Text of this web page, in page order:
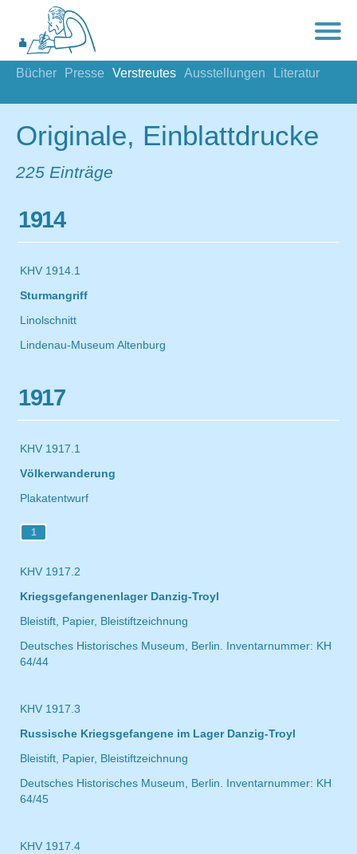
Bücher Presse Verstreutes Ausstellungen Literatur
Originale, Einblattdrucke
225 Einträge
1914
KHV 1914.1
Sturmangriff
Linolschnitt
Lindenau-Museum Altenburg
1917
KHV 1917.1
Völkerwanderung
Plakatentwurf
1
KHV 1917.2
Kriegsgefangenenlager Danzig-Troyl
Bleistift, Papier, Bleistiftzeichnung
Deutsches Historisches Museum, Berlin. Inventarnummer: KH
64/44
KHV 1917.3
Russische Kriegsgefangene im Lager Danzig-Troyl
Bleistift, Papier, Bleistiftzeichnung
Deutsches Historisches Museum, Berlin. Inventarnummer: KH
64/45
KHV 1917.4